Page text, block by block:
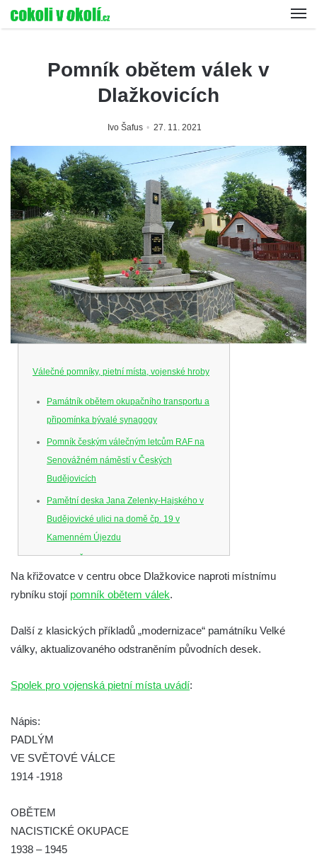
Pomník obětem válek v
Dlažkovicích
Ivo Šafus 27. 11. 2021
Válečné pomníky, pietní místa, vojenské hroby
Památník obětem okupačního transportu a
připomínka bývalé synagogy
Pomník českým válečným letcům RAF na
Senovážném náměstí v Českých
Budějovicích
Pamětní deska Jana Zelenky-Hajského v
Budějovické ulici na domě čp. 19 v
Kamenném Újezdu
Kenotaf Šimona Valhy na starém hřbitově v
Kamenném Újezdě
Kenotaf Václava B. Hájka na starém
Pomník obětem válek na Náměstí v
Kenotaf Jana Mojžiše na hřbitově ve
Velešíně
Hrob Jana Foitla na hřbitově ve Velešíně
Hrob Ludvíka Tůmy na hřbitově ve Velešíně
Pomník obětem 2. světové války na hřbitově
u kostela svatého Václava ve Velešíně
Na křižovatce v centru obce Dlažkovice naproti místnímu
rybníku stojí pomník obětem válek.
Další z klasických příkladů „modernizace“ památníku Velké
války, aktualizovaného odstraněním původních desek.
Spolek pro vojenská pietní místa uvádí:
Nápis:
PADLÝM
VE SVĚTOVÉ VÁLCE
1914 -1918
OBĚTEM
NACISTICKÉ OKUPACE
1938 – 1945